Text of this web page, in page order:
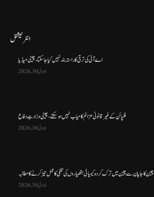
انٹرنیشنل
اے آئی کی ترقی کا راستہ بند نہیں کیا جا سکتا، چینی میڈیا
جولائی 30, 2026
فلپائن کے غیر قانونی عزائم کامیاب نہیں ہو سکتے ، چینی وزارتِ دفاع
جولائی 30, 2026
چین کا جاپان سے چین میں ترک کردہ کیمیائی ہتھیاروں کی تلفی کا عمل تیز کرنے کا مطالبہ
جولائی 30, 2026